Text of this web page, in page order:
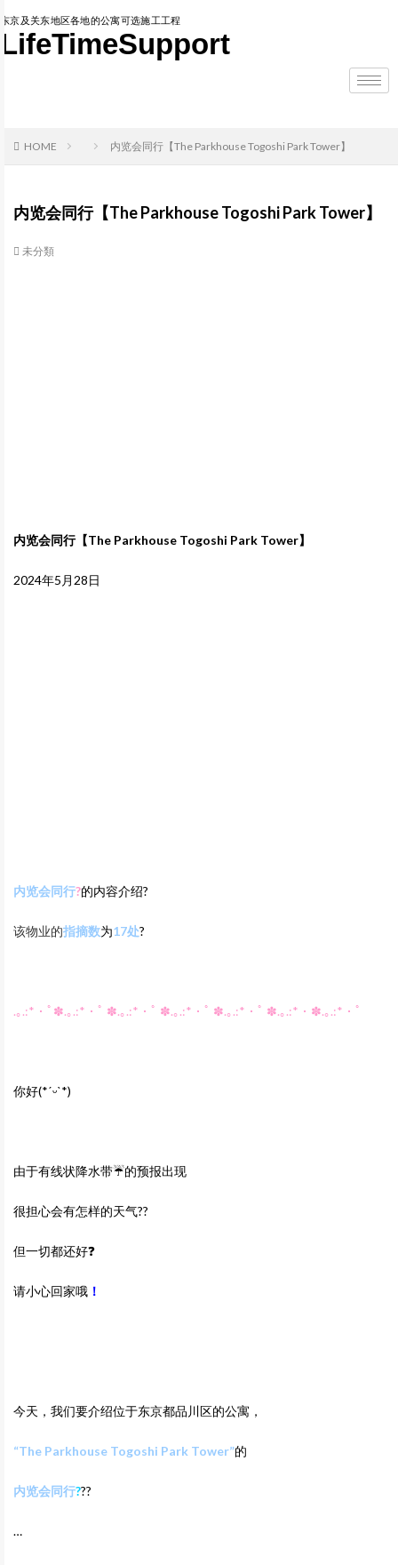
东京及关东地区各地的公寓可选施工工程
LifeTimeSupport
HOME 内览会同行【The Parkhouse Togoshi Park Tower】
内览会同行【The Parkhouse Togoshi Park Tower】
未分類
内览会同行【The Parkhouse Togoshi Park Tower】
2024年5月28日
内览会同行?的内容介绍?
该物业的指摘数为17处?
.｡.:*・ﾟ✽.｡.:*・ﾟ ✽.｡.:*・ﾟ ✽.｡.:*・ﾟ ✽.｡.:*・ﾟ ✽.｡.:*・✽.｡.:*・ﾟ
你好(*ˊᵕˋ*)
由于有线状降水带☔的预报出现
很担心会有怎样的天气??
但一切都还好❓
请小心回家哦 ！
今天，我们要介绍位于东京都品川区的公寓，
“The Parkhouse Togoshi Park Tower”的
内览会同行???
…